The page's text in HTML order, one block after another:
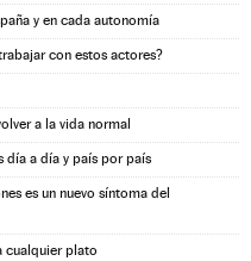
y en cada autonomía
con estos actores?
a la vida normal
día a día y país por país
es un nuevo síntoma del
cualquier plato